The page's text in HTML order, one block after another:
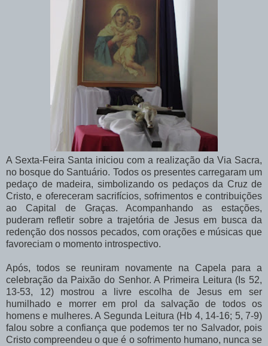
A Sexta-Feira Santa iniciou com a realização da Via Sacra,
no bosque do Santuário. Todos os presentes carregaram um
pedaço de madeira, simbolizando os pedaços da Cruz de
Cristo, e ofereceram sacrifícios, sofrimentos e contribuições
ao Capital de Graças. Acompanhando as estações,
puderam refletir sobre a trajetória de Jesus em busca da
redenção dos nossos pecados, com orações e músicas que
favoreciam o momento introspectivo.
Após, todos se reuniram novamente na Capela para a
celebração da Paixão do Senhor. A Primeira Leitura (Is 52,
13-53, 12) mostrou a livre escolha de Jesus em ser
humilhado e morrer em prol da salvação de todos os
homens e mulheres. A Segunda Leitura (Hb 4, 14-16; 5, 7-9)
falou sobre a confiança que podemos ter no Salvador, pois
Cristo compreendeu o que é o sofrimento humano, nunca se